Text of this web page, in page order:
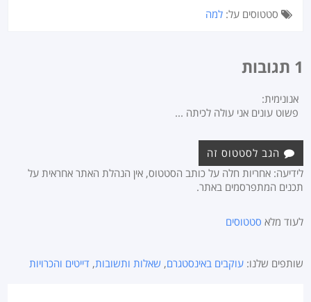
סטטוסים על:למה
1 תגובות
אנונימית:
פשוט עונים אני עולה לכיתה ...
הגב לסטטוס זה
לידיעה: אחריות חלה על כותב הסטטוס, אין הנהלת האתר אחראית על
תכנים המתפרסמים באתר.
לעוד מלא סטטוסים
שותפים שלנו:עוקבים באינסטגרם, שאלות ותשובות, דייטים והכרויות